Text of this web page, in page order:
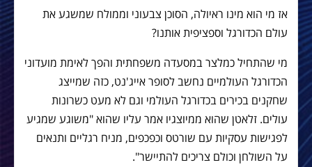
אז מי הוא מינו ראיולה, הסוכן צבעוני וממולח שמשגע את
עולם הכדורגל וספציפית אותנו?
מי שהתחיל כמלצר במסעדה משפחתית והפך לאימת מועדוני
הכדורגל העולמיים נחשב לסופר אייג'נט, כזה שמייצג
שחקנים בכירים בכדורגל העולמי וגם לא מעט כשרונות
עולים. זלאטן שהוא ממיוצגיו אמר עליו שהוא "משוגע שמגיע
לפגישות עסקיות עם שורטס וכפכפים, מניח רגליים ותנאים
על השולחן וכולם צריכים להתיישר".